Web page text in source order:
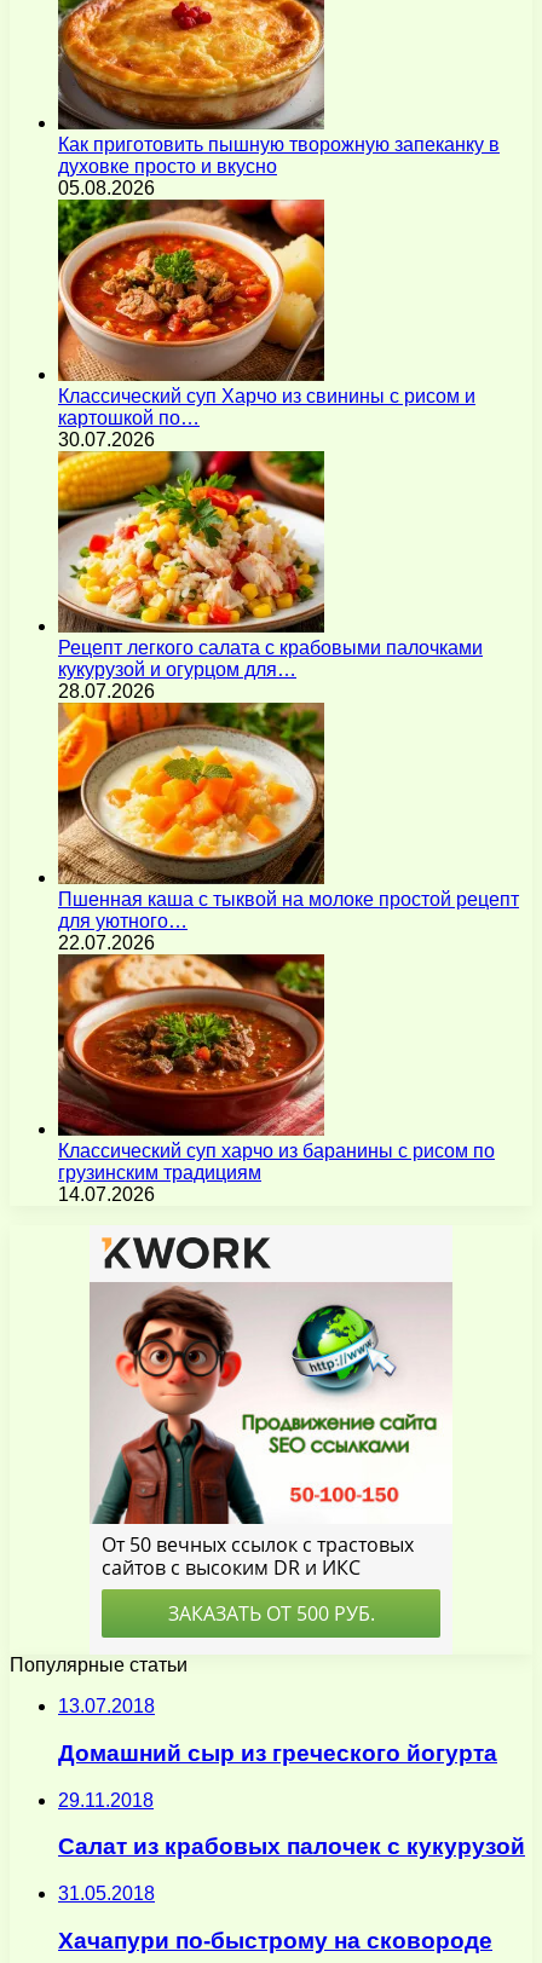
Как приготовить пышную творожную запеканку в
духовке просто и вкусно
05.08.2026
Классический суп Харчо из свинины с рисом и
картошкой по…
30.07.2026
Рецепт легкого салата с крабовыми палочками
кукурузой и огурцом для…
28.07.2026
Пшенная каша с тыквой на молоке простой рецепт
для уютного…
22.07.2026
Классический суп харчо из баранины с рисом по
грузинским традициям
14.07.2026
Популярные статьи
13.07.2018
Домашний сыр из греческого йогурта
29.11.2018
Салат из крабовых палочек с кукурузой
31.05.2018
Хачапури по-быстрому на сковороде